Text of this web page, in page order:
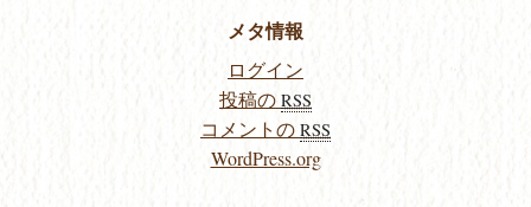
メタ情報
ログイン
投稿の RSS
コメントの RSS
WordPress.org